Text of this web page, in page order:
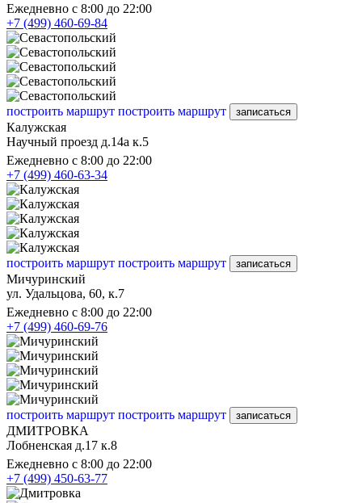
Ежедневно с 8:00 до 22:00
+7 (499) 460-69-84
построить маршрут построить маршрут записаться
Калужская
Научный проезд д.14а к.5
Ежедневно с 8:00 до 22:00
+7 (499) 460-63-34
построить маршрут построить маршрут записаться
Мичуринский
ул. Удальцова, 60, к.7
Ежедневно с 8:00 до 22:00
+7 (499) 460-69-76
построить маршрут построить маршрут записаться
ДМИТРОВКА
Лобненская д.17 к.8
Ежедневно с 8:00 до 22:00
+7 (499) 450-63-77